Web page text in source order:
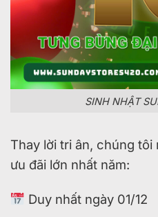
SINH NHẬT
Thay lời tri ân, chúng
ưu đãi lớn nhất năm:
Duy nhất ngày 01/12